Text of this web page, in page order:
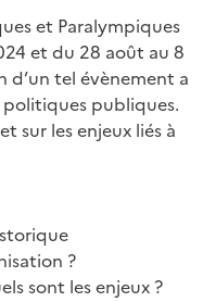
et Paralympiques
et du 28 août au 8
d’un tel évènement a
publiques.
sur les enjeux liés à
?
sont les enjeux ?